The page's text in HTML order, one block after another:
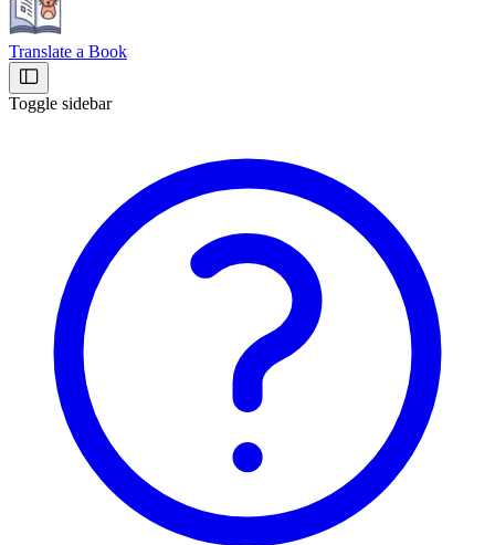
Translate a Book
Toggle sidebar